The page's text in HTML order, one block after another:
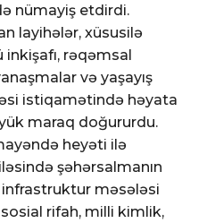
nümayiş etdirdi.
layihələr, xüsusilə
rəqəmsal
və yaşayış
istiqamətində həyata
maraq doğururdu.
heyəti ilə
şəhərsalmanın
infrastruktur məsələsi
rifah, milli kimlik,